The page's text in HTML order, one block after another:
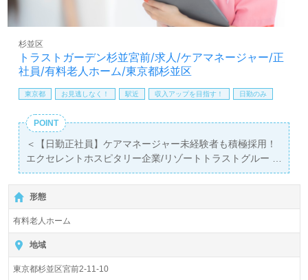
『働きがいを感じながら仕事をしたい』『施設形態や環境
を変えて仕事をしたい』等も大歓迎です！募集詳細等、担
なくお願いします。
医療/福祉業界の正社員/パート求人探しは【ウィルオブ介
護】＊求人情報収集、将来的に検討の方も遠慮なく＊
相談可能です。転職相談、求人紹介、年収交渉など完全無
料サービスをご利用いただけます。＜非公開求人も取扱い
あり！＞"転職支援"のプロと一緒に転職活動！お問い合わ
せお待ちしております。
トラストガーデン杉並宮前/求人/ケアマネージャー/正
社員/有料老人ホーム/東京都杉並区
杉並区
東京都 お見逃しなく！ 駅近 収入アップを目指す！ 日勤のみ
POINT
＜【日勤正社員】ケアマネージャー未経験者も積極採用！
エクセレントホスピタリー企業/リゾートトラストグルー
プ！＞◎ケアマネージャー/正社員募集◎【月給259,800円
～307,500円/賞与2回】＊主任介護支援専門員、介護支援
専門員有資格者向け求人＊『富士見ヶ丘駅』徒歩12分。
入居定員100名（99室/全室個室）『トラストガーデン杉並
宮前』リゾートトラストグループ/株式会社ハイメディック
（本社：東京都渋谷区）様の運営です。東京都、神奈川
県、愛知県、滋賀県、京都府、福岡県を中心に有料老人ホ
形態
有料老人ホーム
地域
東京都杉並区宮前2-11-10